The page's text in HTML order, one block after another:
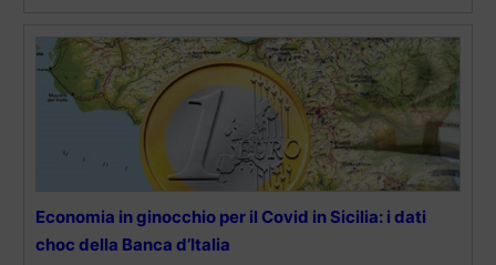
Economia in ginocchio per il Covid in Sicilia: i dati
choc della Banca d’Italia